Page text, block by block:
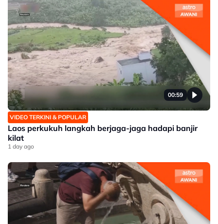
00:59
VIDEO TERKINI & POPULAR
Laos perkukuh langkah berjaga-jaga hadapi banjir
kilat
1 day ago